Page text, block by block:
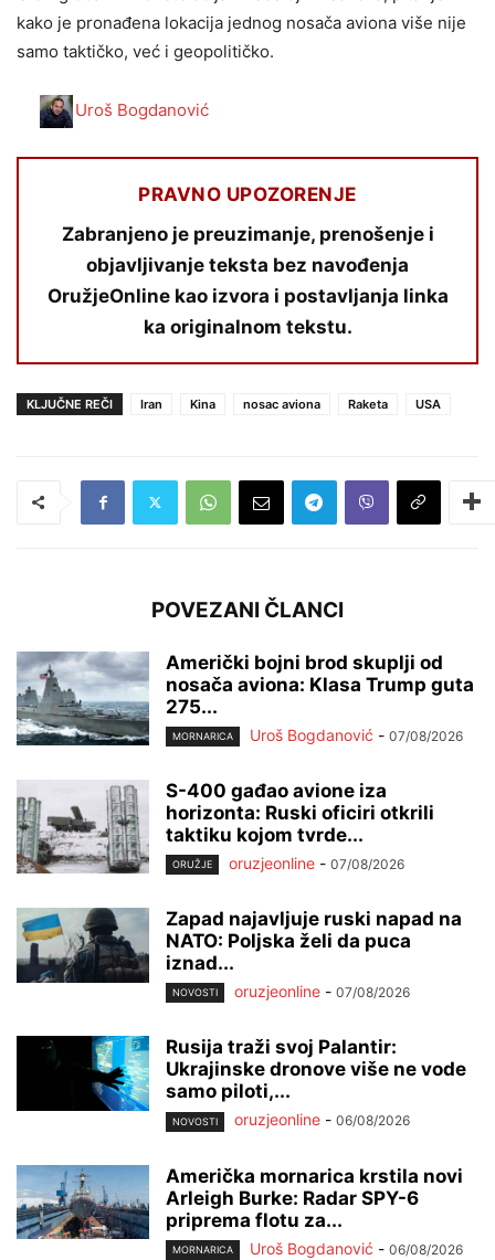
kako je pronađena lokacija jednog nosača aviona više nije
samo taktičko, već i geopolitičko.
Uroš Bogdanović
PRAVNO UPOZORENJE
Zabranjeno je preuzimanje, prenošenje i
objavljivanje teksta bez navođenja
OružjeOnline kao izvora i postavljanja linka
ka originalnom tekstu.
KLJUČNE REČI Iran Kina nosac aviona Raketa USA
POVEZANI ČLANCI
Američki bojni brod skuplji od
nosača aviona: Klasa Trump guta
275...
MORNARICA Uroš Bogdanović - 07/08/2026
S-400 gađao avione iza
horizonta: Ruski oficiri otkrili
taktiku kojom tvrde...
ORUŽJE oruzjeonline - 07/08/2026
Zapad najavljuje ruski napad na
NATO: Poljska želi da puca
iznad...
NOVOSTI oruzjeonline - 07/08/2026
Rusija traži svoj Palantir:
Ukrajinske dronove više ne vode
samo piloti,...
NOVOSTI oruzjeonline - 06/08/2026
Američka mornarica krstila novi
Arleigh Burke: Radar SPY-6
priprema flotu za...
MORNARICA Uroš Bogdanović - 06/08/2026